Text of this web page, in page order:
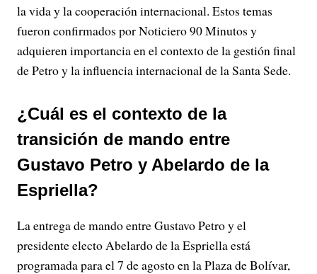
la vida y la cooperación internacional. Estos temas
fueron confirmados por Noticiero 90 Minutos y
adquieren importancia en el contexto de la gestión final
de Petro y la influencia internacional de la Santa Sede.
¿Cuál es el contexto de la
transición de mando entre
Gustavo Petro y Abelardo de la
Espriella?
La entrega de mando entre Gustavo Petro y el
presidente electo Abelardo de la Espriella está
programada para el 7 de agosto en la Plaza de Bolívar,